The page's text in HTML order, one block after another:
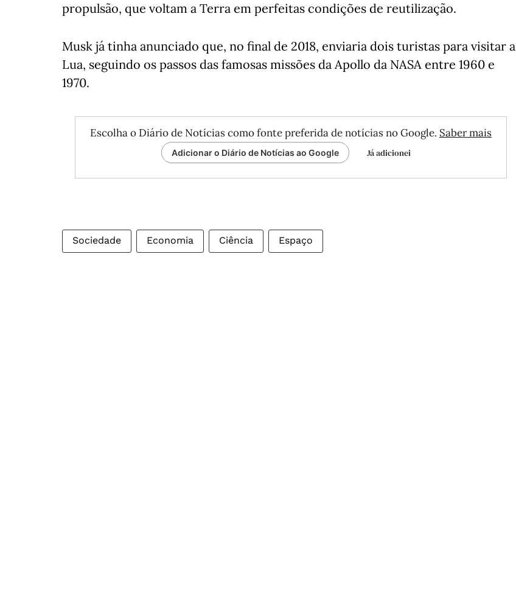
propulsão, que voltam a Terra em perfeitas condições de reutilização.
Musk já tinha anunciado que, no final de 2018, enviaria dois turistas para visitar a
Lua, seguindo os passos das famosas missões da Apollo da NASA entre 1960 e
1970.
Escolha o Diário de Notícias como fonte preferida de notícias no Google. Saber mais
Adicionar o Diário de Notícias ao Google Já adicionei
Sociedade Economia Ciência Espaço